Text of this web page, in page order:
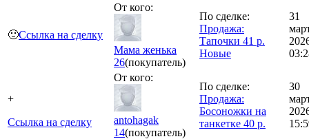
🙂Ссылка на сделку
От кого:
Мама женька
26(покупатель)
По сделке:
Продажа:
Тапочки 41 р.
Новые
31
+
Ссылка на сделку
От кого:
antohagak
14(покупатель)
По сделке:
Продажа:
Босоножки на
танкетке 40 р.
30